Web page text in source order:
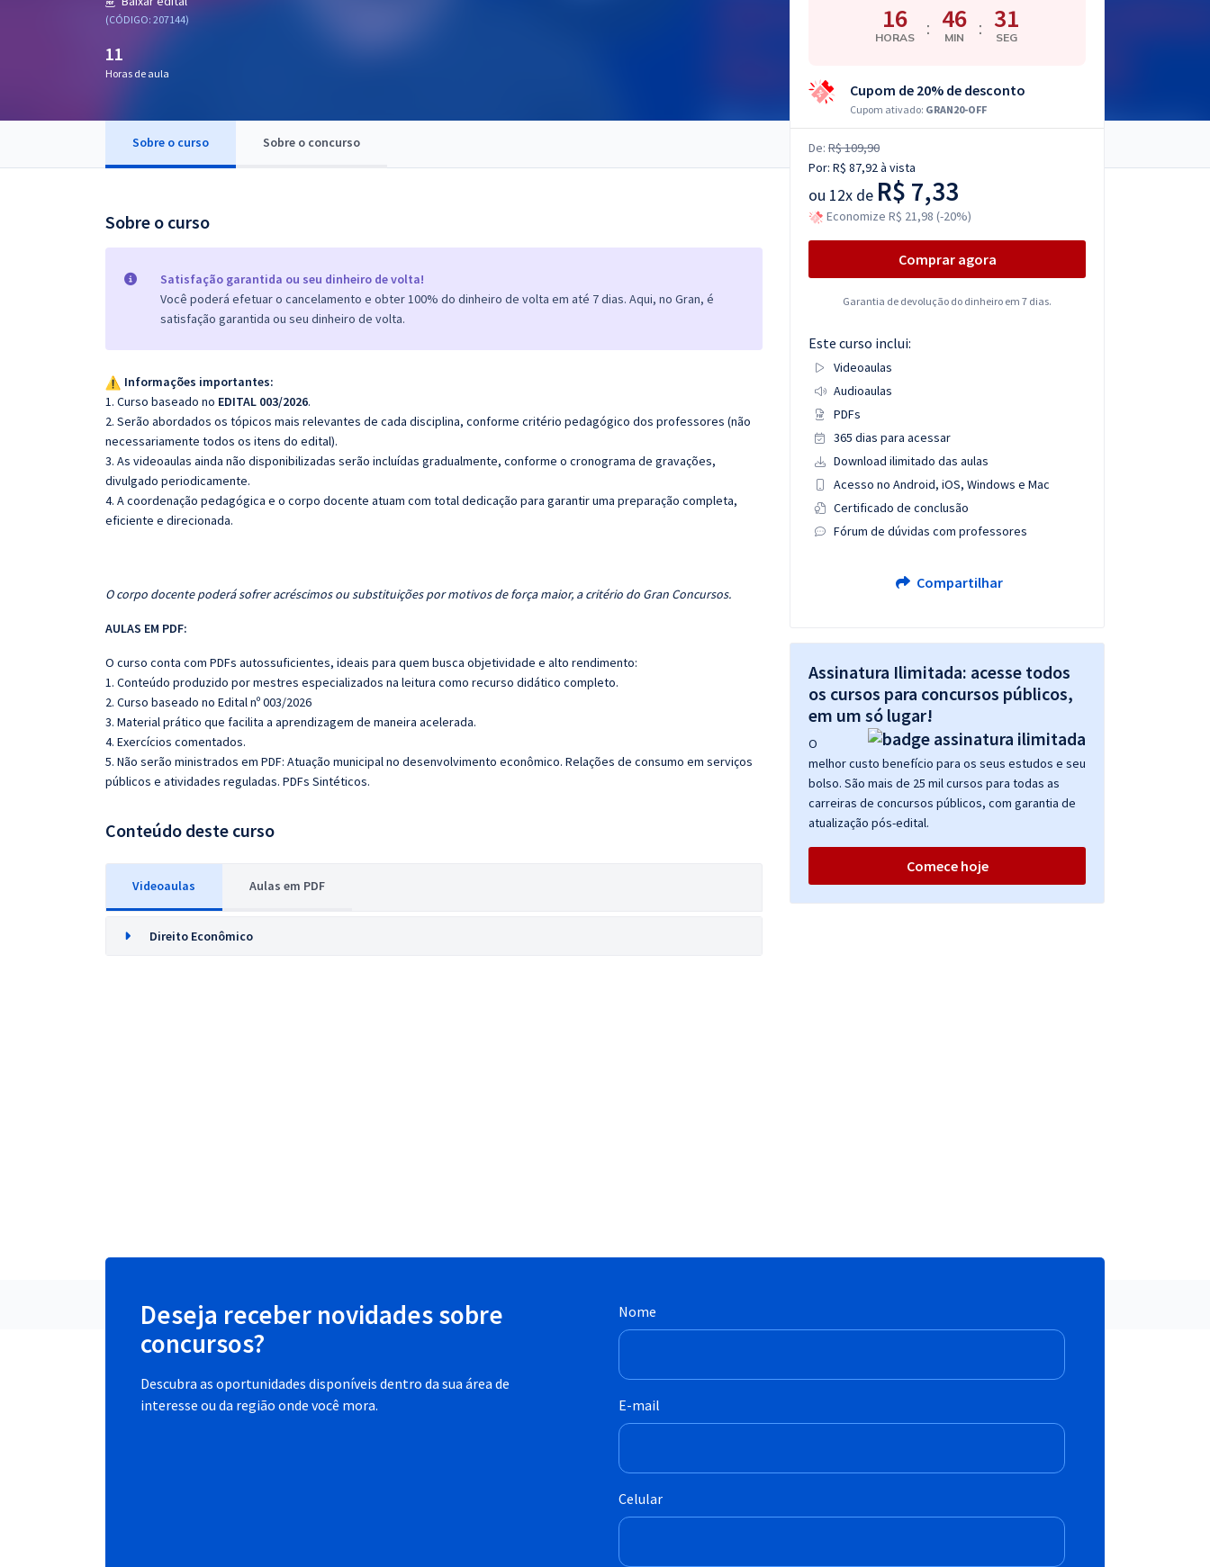
Conteúdo gratuito
(CÓDIGO: 207144)
11
Horas de aula
Sobre o curso Sobre o concurso
Sobre o curso
Satisfação garantida ou seu dinheiro de volta!
Você poderá efetuar o cancelamento e obter 100% do dinheiro de volta em até 7 dias. Aqui, no Gran, é
satisfação garantida ou seu dinheiro de volta.
Informações importantes:
1. Curso baseado no EDITAL 003/2026.
2. Serão abordados os tópicos mais relevantes de cada disciplina, conforme critério pedagógico dos professores (não
necessariamente todos os itens do edital).
3. As videoaulas ainda não disponibilizadas serão incluídas gradualmente, conforme o cronograma de gravações,
divulgado periodicamente.
4. A coordenação pedagógica e o corpo docente atuam com total dedicação para garantir uma preparação completa,
eficiente e direcionada.
O corpo docente poderá sofrer acréscimos ou substituições por motivos de força maior, a critério do Gran Concursos.
AULAS EM PDF:
O curso conta com PDFs autossuficientes, ideais para quem busca objetividade e alto rendimento:
1. Conteúdo produzido por mestres especializados na leitura como recurso didático completo.
2. Curso baseado no Edital nº 003/2026
3. Material prático que facilita a aprendizagem de maneira acelerada.
4. Exercícios comentados.
5. Não serão ministrados em PDF: Atuação municipal no desenvolvimento econômico. Relações de consumo em serviços
públicos e atividades reguladas. PDFs Sintéticos.
Conteúdo deste curso
Videoaulas Aulas em PDF
Direito Econômico
16
HORAS : 46
MIN : 30
SEG
Cupom de 20% de desconto
Cupom ativado: GRAN20-OFF
De: R$ 109,90
Por: R$ 87,92à vista
ou 12x de R$ 7,33
Economize R$ 21,98 (-20%)
Comprar agora
Garantia de devolução do dinheiro em 7 dias.
Este curso inclui:
Videoaulas
Audioaulas
PDFs
365 dias para acessar
Download ilimitado das aulas
Acesso no Android, iOS, Windows e Mac
Certificado de conclusão
Fórum de dúvidas com professores
Compartilhar
Assinatura Ilimitada: acesse todos
os cursos para concursos públicos,
em um só lugar!
O
melhor custo benefício para os seus estudos e seu
bolso. São mais de 25 mil cursos para todas as
carreiras de concursos públicos, com garantia de
atualização pós-edital.
Comece hoje
Deseja receber novidades sobre
concursos?
Descubra as oportunidades disponíveis dentro da sua área de
interesse ou da região onde você mora.
Nome
E-mail
Celular